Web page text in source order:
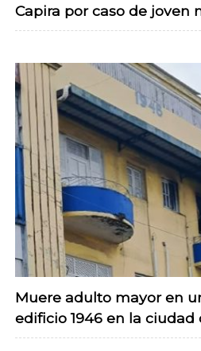
Capira por caso de joven
Muere adulto mayor en
edificio 1946 en la ciudad